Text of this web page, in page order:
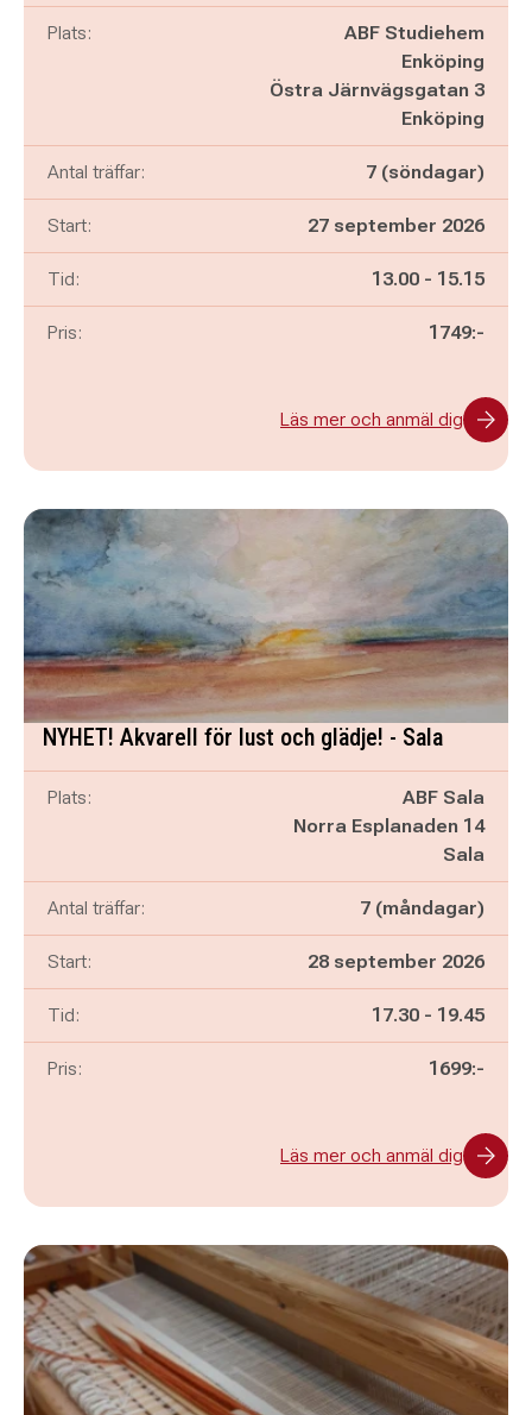
Plats:
ABF Studiehem
Enköping
Östra Järnvägsgatan 3
Enköping
Antal träffar: 7 (söndagar)
Start: 27 september 2026
Tid: Pågår mellan
13.00 - och
15.15
Pris: 1749:-
Läs mer och anmäl dig
NYHET! Akvarell för lust och glädje! - Sala
Plats:
ABF Sala
Norra Esplanaden 14
Sala
Antal träffar: 7 (måndagar)
Start: 28 september 2026
Tid: Pågår mellan
17.30 - och
19.45
Pris: 1699:-
Läs mer och anmäl dig